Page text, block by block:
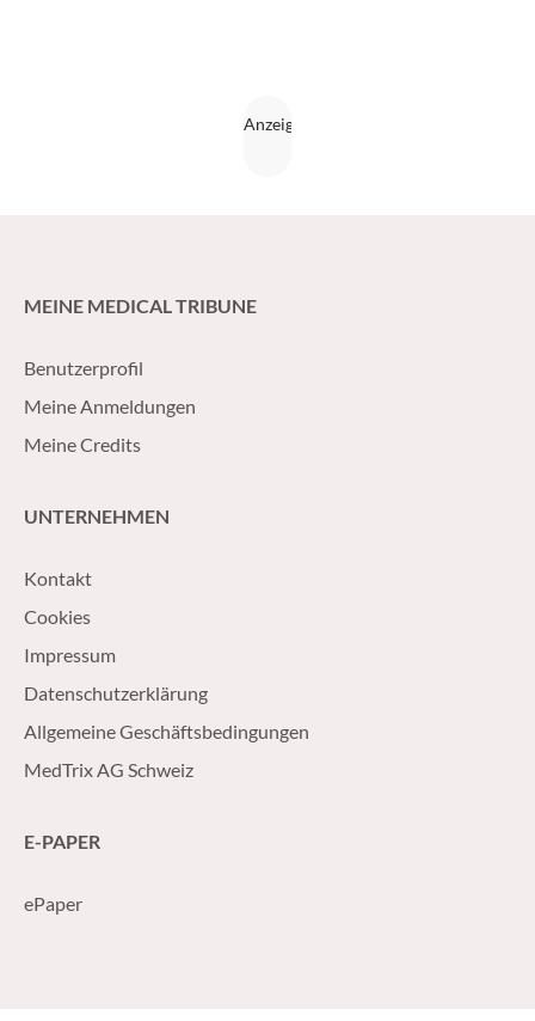
MEINE MEDICAL TRIBUNE
Benutzerprofil
Meine Anmeldungen
Meine Credits
UNTERNEHMEN
Kontakt
Cookies
Impressum
Datenschutzerklärung
Allgemeine Geschäftsbedingungen
MedTrix AG Schweiz
E-PAPER
ePaper